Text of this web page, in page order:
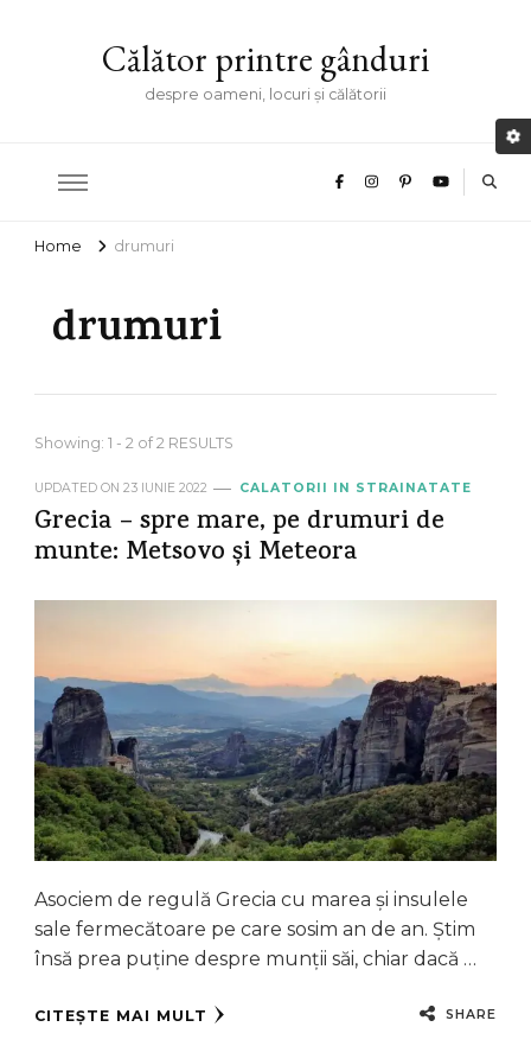
Călător printre gânduri
despre oameni, locuri și călătorii
Home drumuri
drumuri
Showing: 1 - 2 of 2 RESULTS
UPDATED ON 23 IUNIE 2022 CALATORII IN STRAINATATE
Grecia – spre mare, pe drumuri de
munte: Metsovo și Meteora
Asociem de regulă Grecia cu marea și insulele
sale fermecătoare pe care sosim an de an. Știm
însă prea puține despre munții săi, chiar dacă …
CITEȘTE MAI MULT SHARE